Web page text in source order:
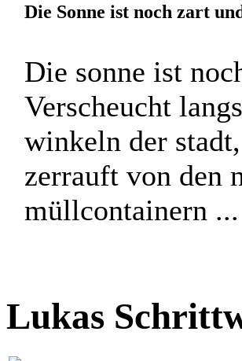
Die Sonne ist noch zart
Die sonne ist
Verscheucht
winkeln der
zerrauft von den
müllcontainern
Lukas